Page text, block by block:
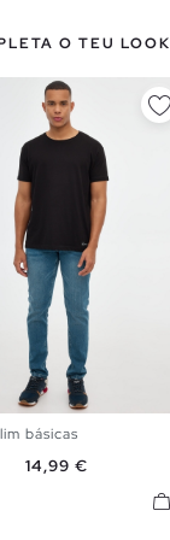
O TEU LOOK
básicas
Preço
14,99 €